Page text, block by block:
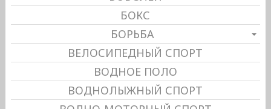
БОКС
БОРЬБА
ВЕЛОСИПЕДНЫЙ СПОРТ
ВОДНОЕ ПОЛО
ВОДНОЛЫЖНЫЙ СПОРТ